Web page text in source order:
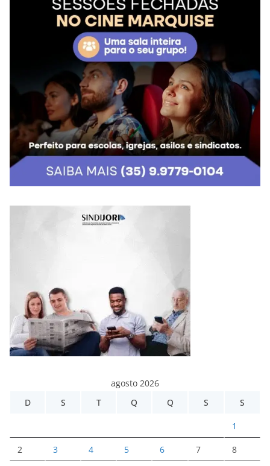
agosto 2026
D
S T Q Q S S
1
2 3 4 5 6 7 8